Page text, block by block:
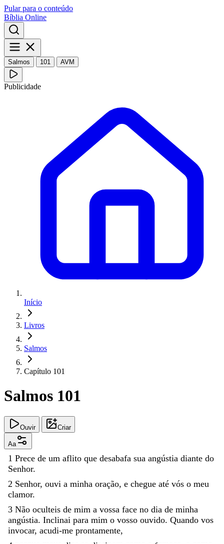
Pular para o conteúdo
Bíblia Online
Salmos 101 AVM
Publicidade
Início
Livros
Salmos
Capítulo 101
Salmos 101
Ouvir Criar
Aa
1 Prece de um aflito que desabafa sua angústia diante do
Senhor.
2 Senhor, ouvi a minha oração, e chegue até vós o meu
clamor.
3 Não oculteis de mim a vossa face no dia de minha
angústia. Inclinai para mim o vosso ouvido. Quando vos
invocar, acudi-me prontamente,